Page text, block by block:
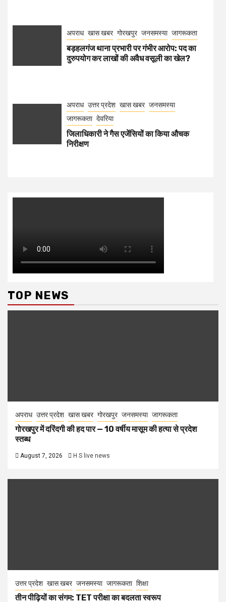
अपराध खास खबर गोरखपुर जनसमस्या जागरूकता
बड़हलगंज थाना प्रभारी पर गंभीर आरोप: पद का
दुरुपयोग कर लाखों की अवैध वसूली का खेल?
अपराध उत्तर प्रदेश खास खबर जनसमस्या
जागरूकता देवरिया
जिलाधिकारी ने गैस एजेंसियों का किया औचक
निरीक्षण
TOP NEWS
अपराध उत्तर प्रदेश खास खबर गोरखपुर जनसमस्या जागरूकता
गोरखपुर में दरिंदगी की हद पार — 10 वर्षीय मासूम की हत्या से प्रदेश
स्तब्ध
August 7, 2026 H S live news
उत्तर प्रदेश खास खबर जनसमस्या जागरूकता शिक्षा
तीन पीढ़ियों का संगम: TET परीक्षा का बदलता स्वरूप